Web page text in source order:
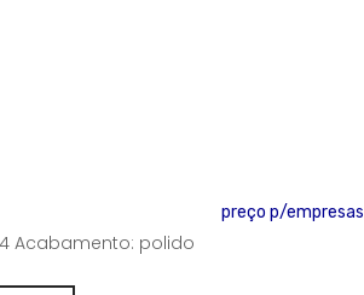
preço p/empresas
Acabamento: polido